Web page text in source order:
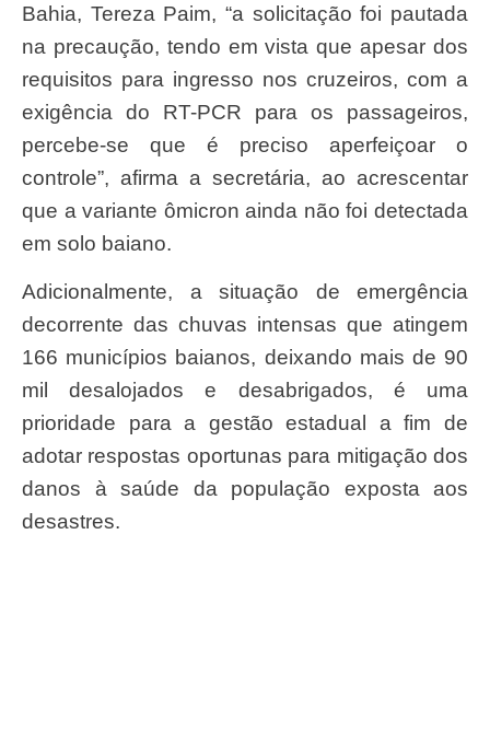
Bahia, Tereza Paim, “a solicitação foi pautada
na precaução, tendo em vista que apesar dos
requisitos para ingresso nos cruzeiros, com a
exigência do RT-PCR para os passageiros,
percebe-se que é preciso aperfeiçoar o
controle”, afirma a secretária, ao acrescentar
que a variante ômicron ainda não foi detectada
em solo baiano.
Adicionalmente, a situação de emergência
decorrente das chuvas intensas que atingem
166 municípios baianos, deixando mais de 90
mil desalojados e desabrigados, é uma
prioridade para a gestão estadual a fim de
adotar respostas oportunas para mitigação dos
danos à saúde da população exposta aos
desastres.